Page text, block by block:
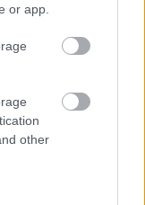
or app.
other